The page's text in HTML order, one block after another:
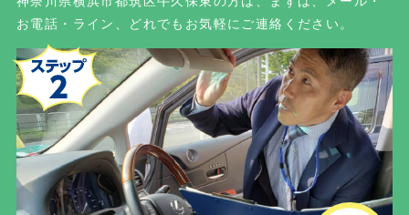
お電話・ライン、どれでもお気軽にご連絡ください。